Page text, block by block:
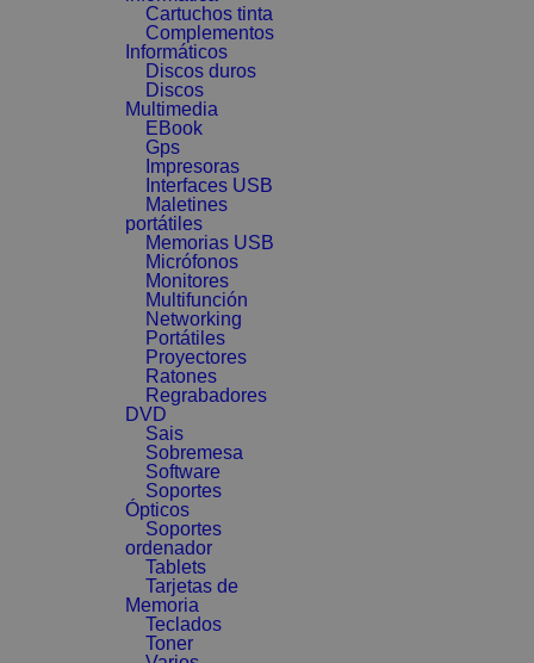
Cartuchos tinta
Complementos
Informáticos
Discos duros
Discos
Multimedia
EBook
Gps
Impresoras
Interfaces USB
Maletines
portátiles
Memorias USB
Micrófonos
Monitores
Multifunción
Networking
Portátiles
Proyectores
Ratones
Regrabadores
DVD
Sais
Sobremesa
Software
Soportes
Ópticos
Soportes
ordenador
Tablets
Tarjetas de
Memoria
Teclados
Toner